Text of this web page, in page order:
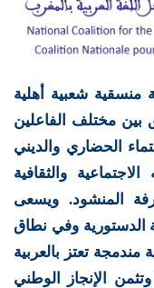
منسقية شعبية أهلية
بين مختلف الفاعلين
الحضاري والديني
والثقافية
المنشود. ويسعى
الدستورية وفي نطاق
تعتز بالعربية
الإنجاز الوطني